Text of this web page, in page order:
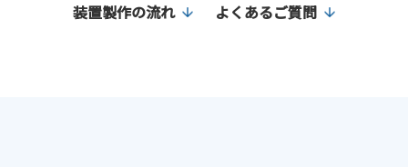
装置製作の流れ
よくあるご質問